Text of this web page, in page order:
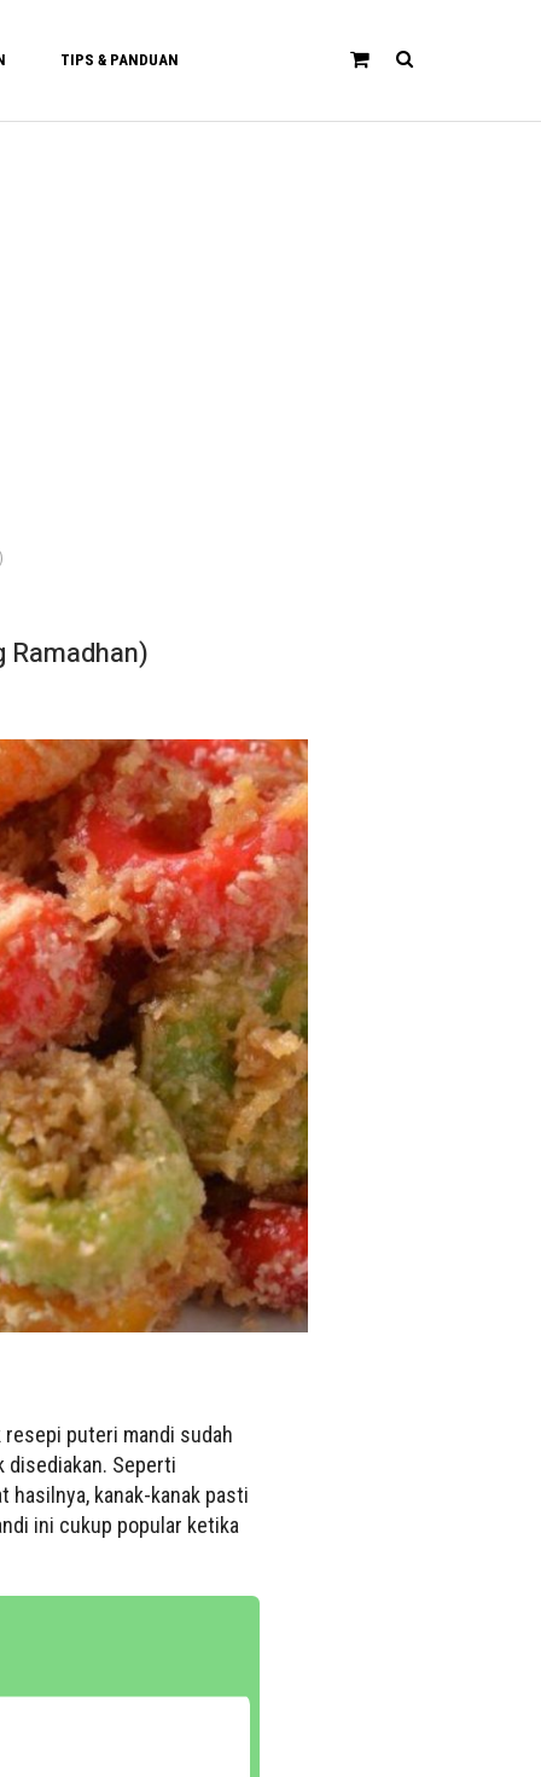
TIPS & PANDUAN
Ramadhan)
resepi puteri mandi sudah
disediakan. Seperti
hasilnya, kanak-kanak pasti
ini cukup popular ketika